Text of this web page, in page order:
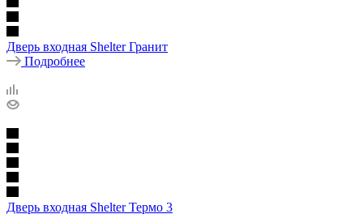
Дверь входная Shelter Гранит
Подробнее
Дверь входная Shelter Термо 3